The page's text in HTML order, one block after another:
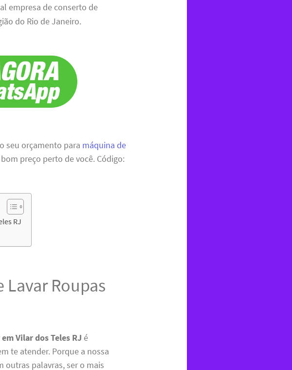
empresa de conserto de
do Rio de Janeiro.
seu orçamento para máquina de
preço perto de você. Código:
RJ
Roupas
Vilar dos Teles RJ é
te atender. Porque a nossa
outras palavras, ser o mais